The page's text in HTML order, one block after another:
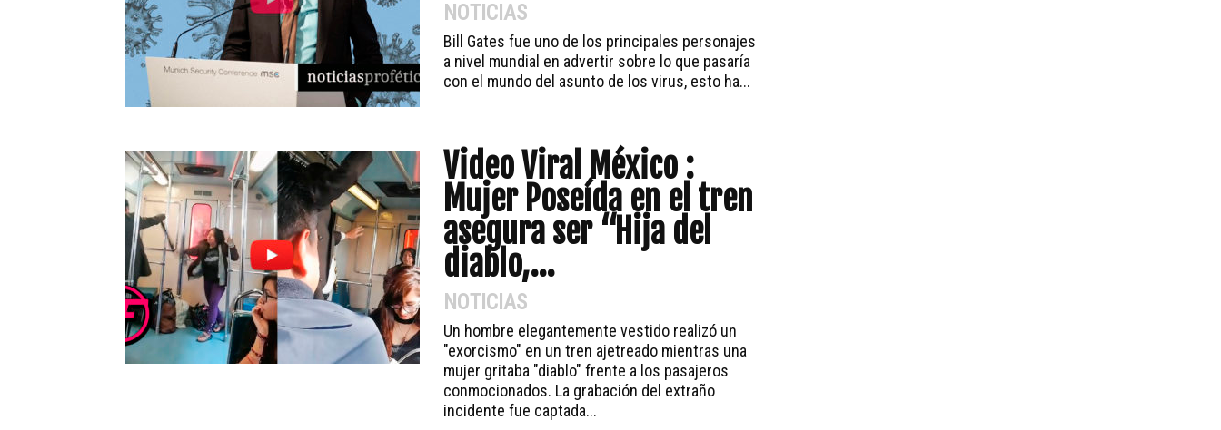
NOTICIAS
Bill Gates fue uno de los principales personajes
a nivel mundial en advertir sobre lo que pasaría
con el mundo del asunto de los virus, esto ha...
Video Viral México :
Mujer Poseída en el tren
asegura ser “Hija del
diablo,...
NOTICIAS
Un hombre elegantemente vestido realizó un
"exorcismo" en un tren ajetreado mientras una
mujer gritaba "diablo" frente a los pasajeros
conmocionados. La grabación del extraño
incidente fue captada...